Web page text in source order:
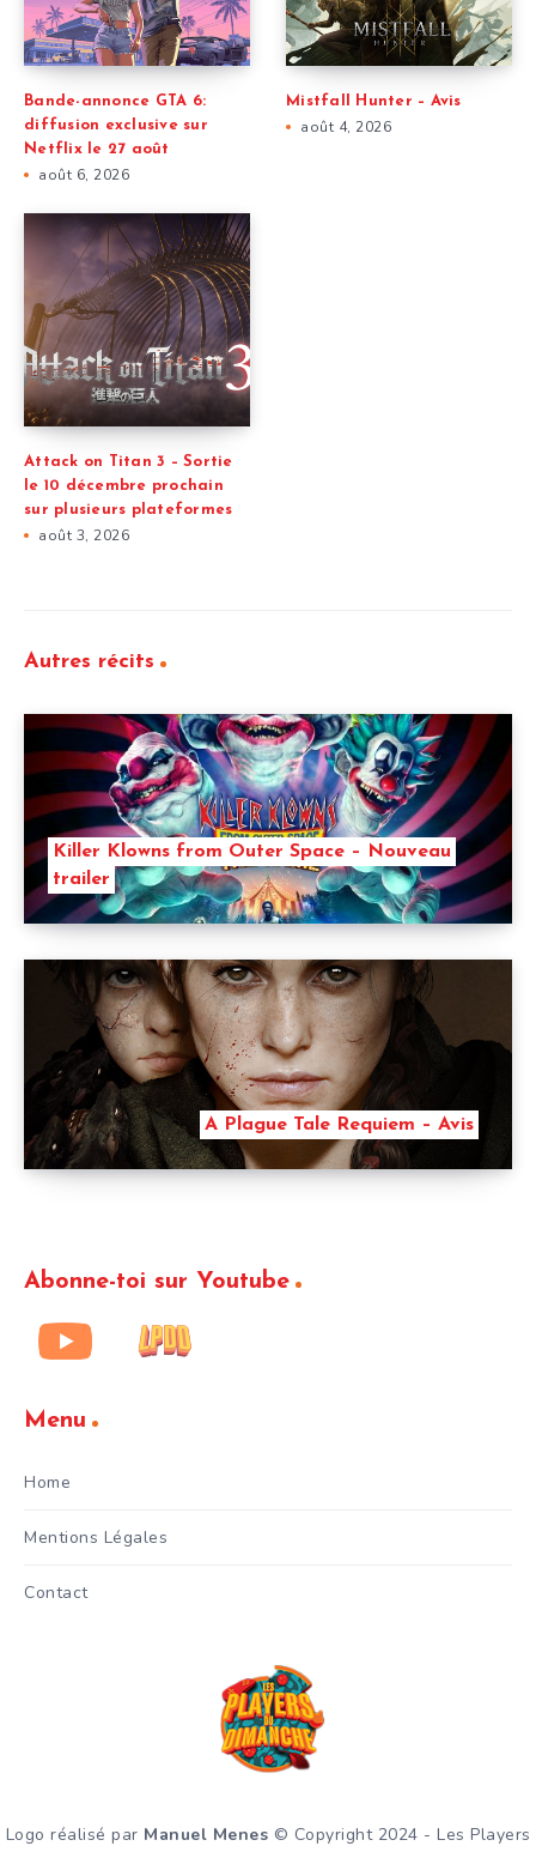
Bande-annonce GTA 6:
diffusion exclusive sur
Netflix le 27 août
août 6, 2026
Mistfall Hunter – Avis
août 4, 2026
Attack on Titan 3 – Sortie
le 10 décembre prochain
sur plusieurs plateformes
août 3, 2026
Autres récits
Killer Klowns from Outer Space – Nouveau
trailer
A Plague Tale Requiem – Avis
Abonne-toi sur Youtube
Menu
Home
Mentions Légales
Contact
Logo réalisé par Manuel Menes © Copyright 2024 - Les Players